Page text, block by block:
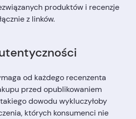
produktów i recenzje
z linków.
od każdego recenzenta
przed opublikowaniem
dowodu wykluczyłoby
których konsumenci nie